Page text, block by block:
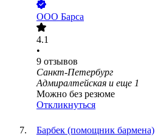
ООО Барса
4.1
•
9 отзывов
Санкт-Петербург
Адмиралтейская и еще 1
Можно без резюме
Откликнуться
Барбек (помощник бармена)